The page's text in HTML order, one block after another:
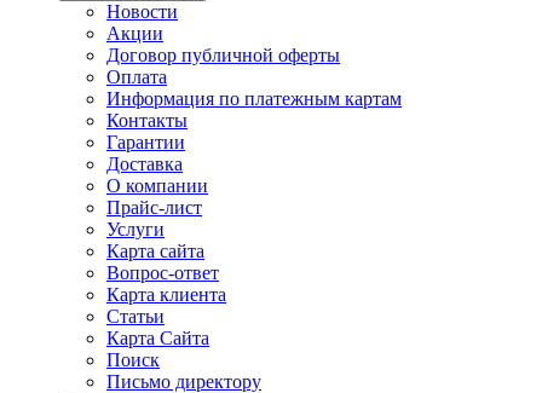
Новости
Акции
Договор публичной оферты
Оплата
Информация по платежным картам
Контакты
Гарантии
Доставка
О компании
Прайс-лист
Услуги
Карта сайта
Вопрос-ответ
Карта клиента
Статьи
Карта Сайта
Поиск
Письмо директору